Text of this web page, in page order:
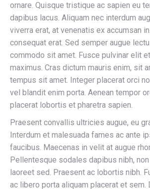
ornare. Quisque tristique ac sapien eu
dapibus lacus. Aliquam nec interdum
viverra erat, at venenatis ex accumsan
consequat erat. Sed semper augue
commodo sit amet. Fusce pulvinar elit
maximus. Cras dictum mauris enim, sit
tempus sit amet. Integer placerat orci
vel blandit enim porta. Aenean tempor
placerat lobortis et pharetra sapien.
Praesent convallis ultricies augue, eu
Interdum et malesuada fames ac ante
faucibus. Maecenas in velit at augue
Pellentesque sodales dapibus nibh,
laoreet sed. Praesent ac lobortis nibh.
ac libero porta aliquam placerat et sem.